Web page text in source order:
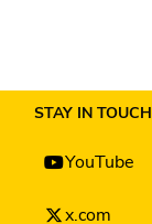
STAY IN TOUCH
YouTube
x.com